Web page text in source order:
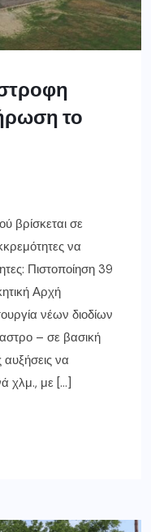
το
βρίσκεται σε
να
Πιστοποίηση 39
Αρχή
νέων διοδίων
– σε βασική
αυξήσεις να
χλμ., με […]